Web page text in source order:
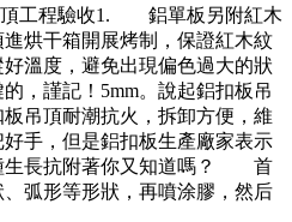
頂工程驗收1. 鋁單板另附紅木
烘干箱開展烤制，保證紅木紋
溫度，避免出現偏色過大的狀
，謹記！5mm。說起鋁扣板吊
吊頂耐潮抗火，拆卸方便，維
手，但是鋁扣板生產廠家表示
生長抗附著你又知道嗎？ 首
弧形等形狀，再噴涂膠，然后